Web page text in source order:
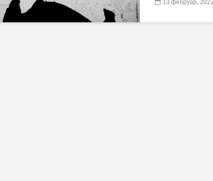
13 фебруар, 2022